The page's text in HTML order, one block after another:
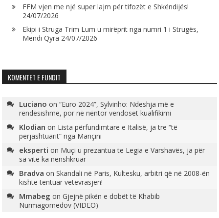
FFM vjen me një super lajm për tifozët e Shkëndijës!
24/07/2026
Ekipi i Struga Trim Lum u mirëprit nga numri 1 i Strugës,
Mendi Qyra 24/07/2026
KOMENTET E FUNDIT
Luciano on“Euro 2024”, Sylvinho: Ndeshja më e
rëndësishme, por në nëntor vendoset kualifikimi
Klodian on Lista përfundimtare e Italisë, ja tre “të
përjashtuarit” nga Mançini
eksperti on Muçi u prezantua te Legia e Varshavës, ja për
sa vite ka nënshkruar
Bradva onSkandali në Paris, Kultesku, arbitri që në 2008-ën
kishte tentuar vetëvrasjen!
Mmabeg onGjejnë pikën e dobët të Khabib
Nurmagomedov (VIDEO)